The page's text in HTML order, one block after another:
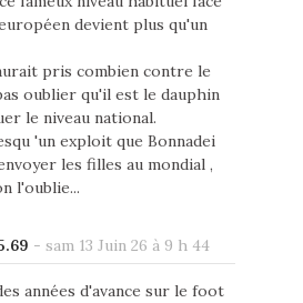
devient plus qu'un
pris combien contre le
oublier qu'il est le dauphin
le niveau national.
'un exploit que Bonnadei
les filles au mondial ,
l'oublie...
- sam 13 Juin 26 à 9 h 44
années d'avance sur le foot